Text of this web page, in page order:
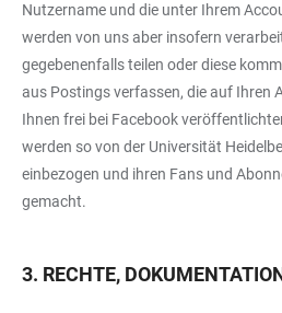
Nutzername und die unter Ihrem
werden von uns aber insofern
gegebenenfalls teilen oder diese
aus Postings verfassen, die auf Ihren
Ihnen frei bei Facebook
werden so von der Universität
einbezogen und ihren Fans und
gemacht.
3. RECHTE,